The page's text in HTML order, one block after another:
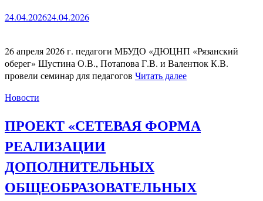
24.04.202624.04.2026
26 апреля 2026 г. педагоги МБУДО «ДЮЦНП «Рязанский
оберег» Шустина О.В., Потапова Г.В. и Валентюк К.В.
провели семинар для педагогов Читать далее
Новости
ПРОЕКТ «СЕТЕВАЯ ФОРМА
РЕАЛИЗАЦИИ
ДОПОЛНИТЕЛЬНЫХ
ОБЩЕОБРАЗОВАТЕЛЬНЫХ